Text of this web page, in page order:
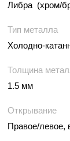
Либра (хром/
Тип металла
Холодно-
Толщина
1.5 мм
Открывание
Правое/левое,